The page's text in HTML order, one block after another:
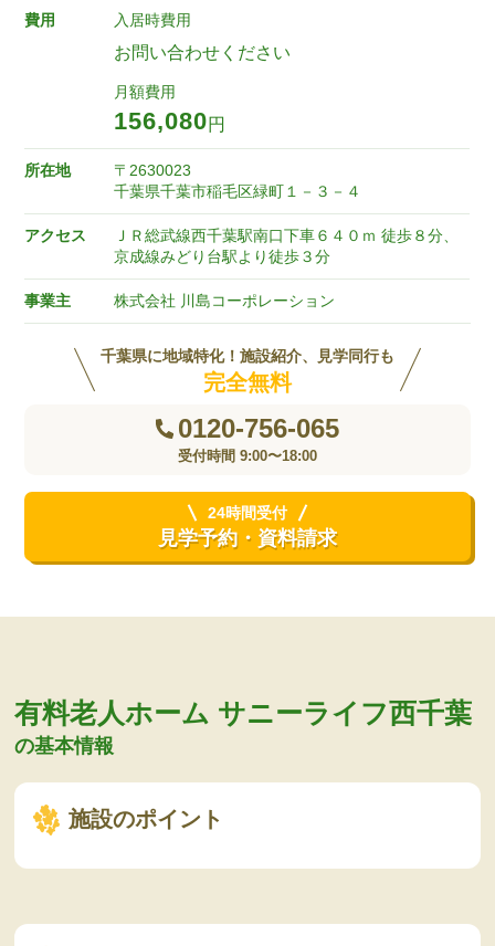
費用 入居時費用
お問い合わせください
月額費用
156,080円
所在地
〒2630023
千葉県千葉市稲毛区緑町１－３－４
アクセス
ＪＲ総武線西千葉駅南口下車６４０ｍ 徒歩８分、
京成線みどり台駅より徒歩３分
事業主 株式会社 川島コーポレーション
千葉県に地域特化！施設紹介、見学同行も
完全無料
0120-756-065
受付時間 9:00〜18:00
24時間受付
見学予約・資料請求
有料老人ホーム サニーライフ西千葉
の基本情報
施設のポイント